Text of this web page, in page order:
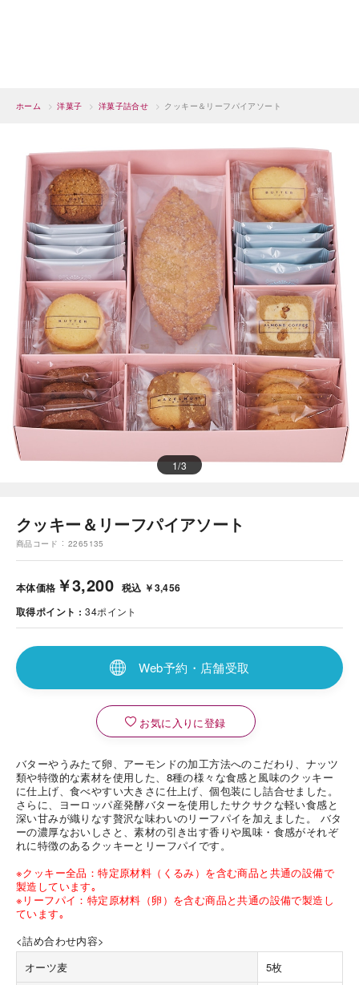
ホーム > 洋菓子 > 洋菓子詰合せ > クッキー＆リーフパイアソート
1/3
クッキー＆リーフパイアソート
商品コード 2265135
本体価格 ￥3,200 税込 ￥3,456
取得ポイント
34ポイント
Web予約・店舗受取
お気に入りに登録
バターやうみたて卵、アーモンドの加工方法へのこだわり、ナッツ
類や特徴的な素材を使用した、8種の様々な食感と風味のクッキー
に仕上げ、食べやすい大きさに仕上げ、個包装にし詰合せました。
さらに、ヨーロッパ産発酵バターを使用したサクサクな軽い食感と
深い甘みが織りなす贅沢な味わいのリーフパイを加えました。 バタ
ーの濃厚なおいしさと、素材の引き出す香りや風味・食感がそれぞ
れに特徴のあるクッキーとリーフパイです。
※クッキー全品：特定原材料（くるみ）を含む商品と共通の設備で
製造しています｡
※リーフパイ：特定原材料（卵）を含む商品と共通の設備で製造し
ています｡
<詰め合わせ内容>
オーツ麦
5枚